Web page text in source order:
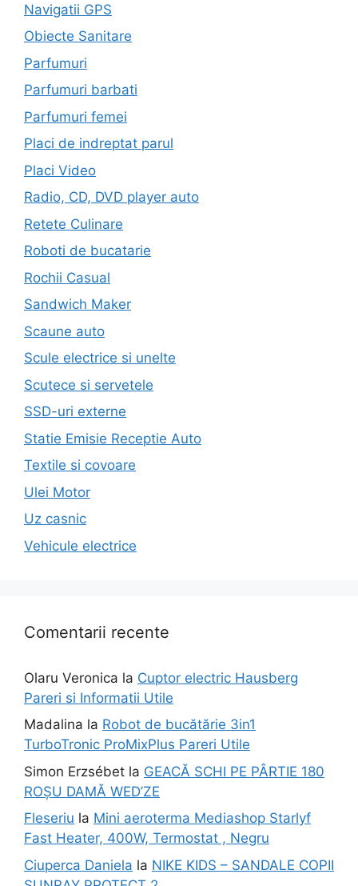
Navigatii GPS
Obiecte Sanitare
Parfumuri
Parfumuri barbati
Parfumuri femei
Placi de indreptat parul
Placi Video
Radio, CD, DVD player auto
Retete Culinare
Roboti de bucatarie
Rochii Casual
Sandwich Maker
Scaune auto
Scule electrice si unelte
Scutece si servetele
SSD-uri externe
Statie Emisie Receptie Auto
Textile si covoare
Ulei Motor
Uz casnic
Vehicule electrice
Comentarii recente
Olaru Veronica la Cuptor electric Hausberg
Pareri si Informatii Utile
Madalina la Robot de bucătărie 3in1
TurboTronic ProMixPlus Pareri Utile
Simon Erzsébet la GEACĂ SCHI PE PÂRTIE 180
ROȘU DAMĂ WED’ZE
Fleseriu la Mini aeroterma Mediashop Starlyf
Fast Heater, 400W, Termostat , Negru
Ciuperca Daniela la NIKE KIDS – SANDALE COPII